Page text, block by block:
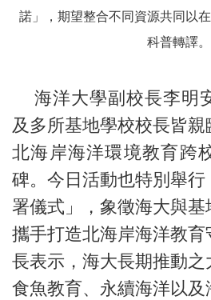
諾」，期望整合不同資源共同以
科普轉譯。
海洋大學副校長李明
及多所基地學校校長皆
北海岸海洋環境教育跨
碑。今日活動也特別舉
署儀式」，象徵海大與
攜手打造北海岸海洋教
長表示，海大長期推動
食魚教育、永續海洋以